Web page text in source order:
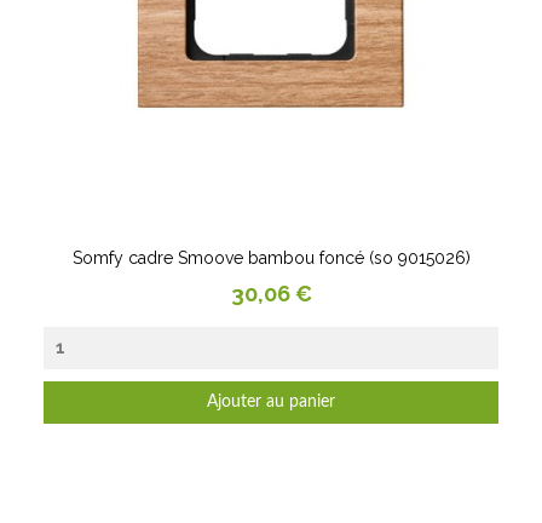
Somfy cadre Smoove bambou foncé (so 9015026)
Prix
30,06 €
Ajouter au panier